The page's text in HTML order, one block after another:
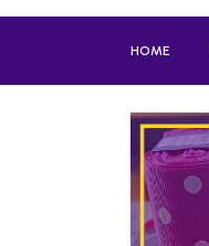
HOME